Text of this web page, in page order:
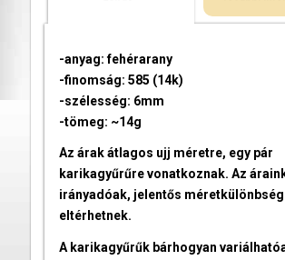
-anyag: fehérarany
-finomság: 585 (14k)
-szélesség: 6mm
-tömeg: ~14g
Az árak átlagos ujj méretre, egy pár
karikagyűrűre vonatkoznak. Az
irányadóak, jelentős
eltérhetnek.
A karikagyűrűk bárhogyan